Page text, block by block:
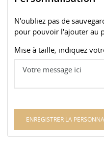
N'oubliez pas de
pour pouvoir l'ajouter au
Mise à taille, indiquez
ENREGISTRER LA